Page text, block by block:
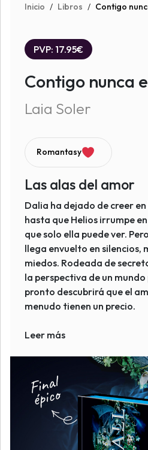
Inicio / Libros / Contigo
PVP: 17.95€
Contigo nunca
Laia Soler
Romantasy
Las alas del amor
Dalia ha dejado de creer
hasta que Helios irrumpe
que solo ella puede ver.
llega envuelto en silencios,
miedos. Rodeada de
la perspectiva de un
pronto descubrirá que el
menudo tienen un precio.
Leer más